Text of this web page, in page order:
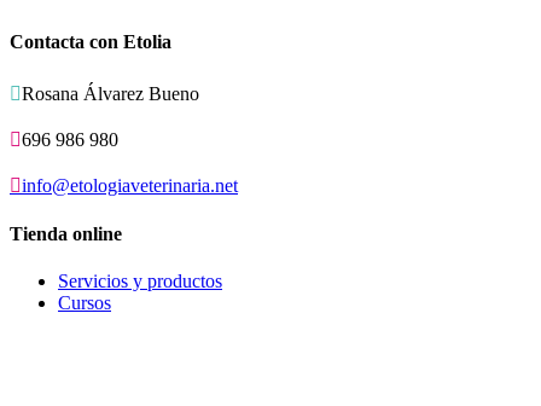
Contacta con Etolia
Rosana Álvarez Bueno
696 986 980
info@etologiaveterinaria.net
Tienda online
Servicios y productos
Cursos